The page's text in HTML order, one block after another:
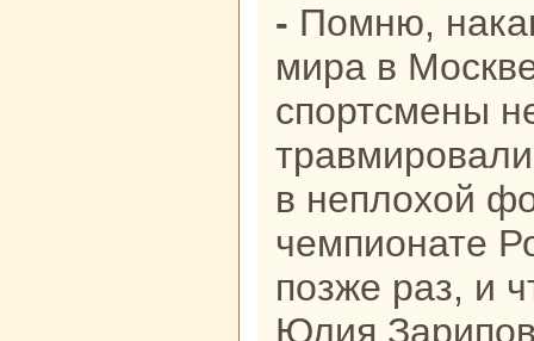
- Помню, накануне чемпионата
мира в
спортсмены
в неплохой
чемпионате
позже раз, и
Юлия